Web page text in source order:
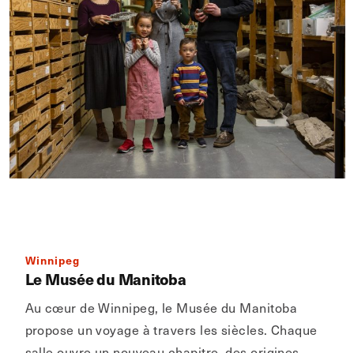
Winnipeg
Le Musée du Manitoba
Au cœur de Winnipeg, le Musée du Manitoba
propose un voyage à travers les siècles. Chaque